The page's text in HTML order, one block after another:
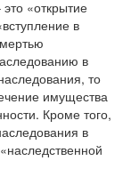
«открытие
в
в
то
имущества
Кроме того,
в